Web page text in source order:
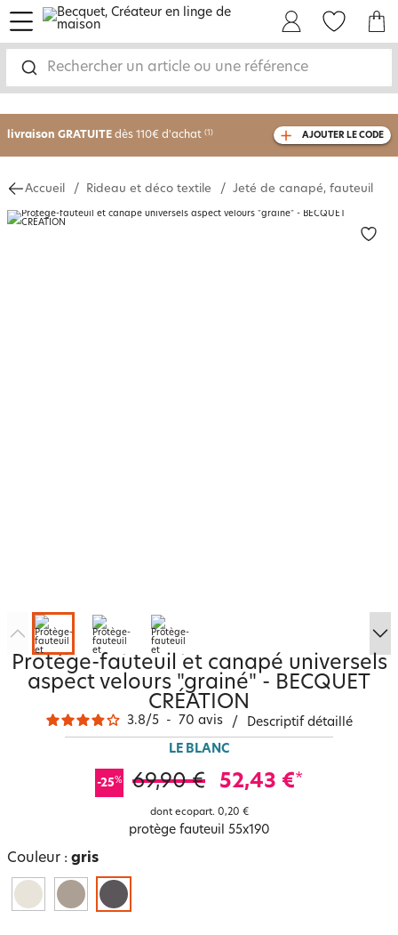
Rechercher un article ou une référence
menu
achetés
AJOUTER LE CODE
Accueil Rideau et déco textile Jeté de canapé, fauteuil
Protège-fauteuil et canapé universels
aspect velours "grainé" - BECQUET
CRÉATION
3.8/5 - 70 avis / Descriptif détaillé
LE BLANC
-25% 69,90 € 52,43 €*
dont ecopart. 0,20 €
protège fauteuil 55x190
Couleur : gris